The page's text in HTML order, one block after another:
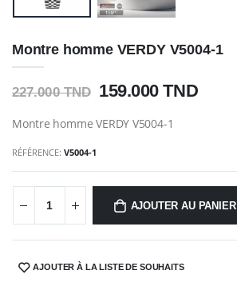
Montre homme VERDY V5004-1
227.000 TND 159.000 TND
Montre homme VERDY V5004-1
RÉFÉRENCE:V5004-1
AJOUTER AU PANIER
SHARE:AJOUTER À LA LISTE DE SOUHAITS